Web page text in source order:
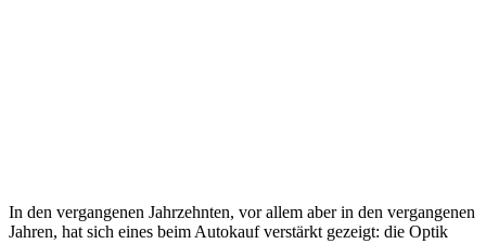
In den vergangenen Jahrzehnten, vor allem aber in den vergangenen
Jahren, hat sich eines beim Autokauf verstärkt gezeigt: die Optik